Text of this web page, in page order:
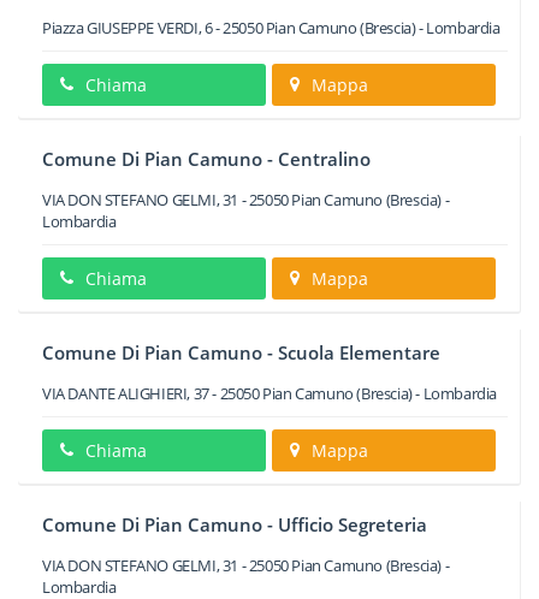
Piazza GIUSEPPE VERDI, 6-25050 Pian Camuno(Brescia) -Lombardia
Chiama Mappa
Comune Di Pian Camuno - Centralino
VIA DON STEFANO GELMI, 31 -25050Pian Camuno (Brescia) -
Lombardia
Chiama Mappa
Comune Di Pian Camuno - Scuola Elementare
VIA DANTE ALIGHIERI, 37-25050Pian Camuno(Brescia) - Lombardia
Chiama Mappa
Comune Di Pian Camuno - Ufficio Segreteria
VIA DON STEFANO GELMI, 31 -25050Pian Camuno (Brescia) -
Lombardia